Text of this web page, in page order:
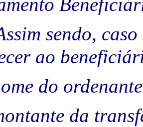
sendo,
ao
do
da